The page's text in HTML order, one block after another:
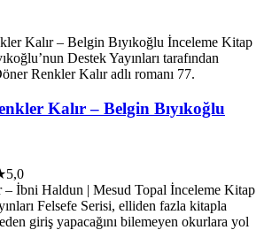
İnceleme Kitap
Destek Yayınları tarafından
Renkler Kalır adlı romanı 77.
Kalır – Belgin Bıyıkoğlu
5,0
İnceleme Kitap
Felsefe Serisi, elliden fazla kitapla
giriş yapacağını bilemeyen okurlara yol